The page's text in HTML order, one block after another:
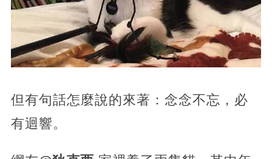
但有句話怎麼說的來著：念念不忘，必
有迴響。